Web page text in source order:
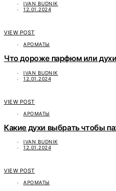
IVAN BUDNIK
12.01.2024
VIEW POST
АРОМАТЫ
Что дороже парфюм или
IVAN BUDNIK
12.01.2024
VIEW POST
АРОМАТЫ
Какие духи выбрать чтобы
IVAN BUDNIK
12.01.2024
VIEW POST
АРОМАТЫ